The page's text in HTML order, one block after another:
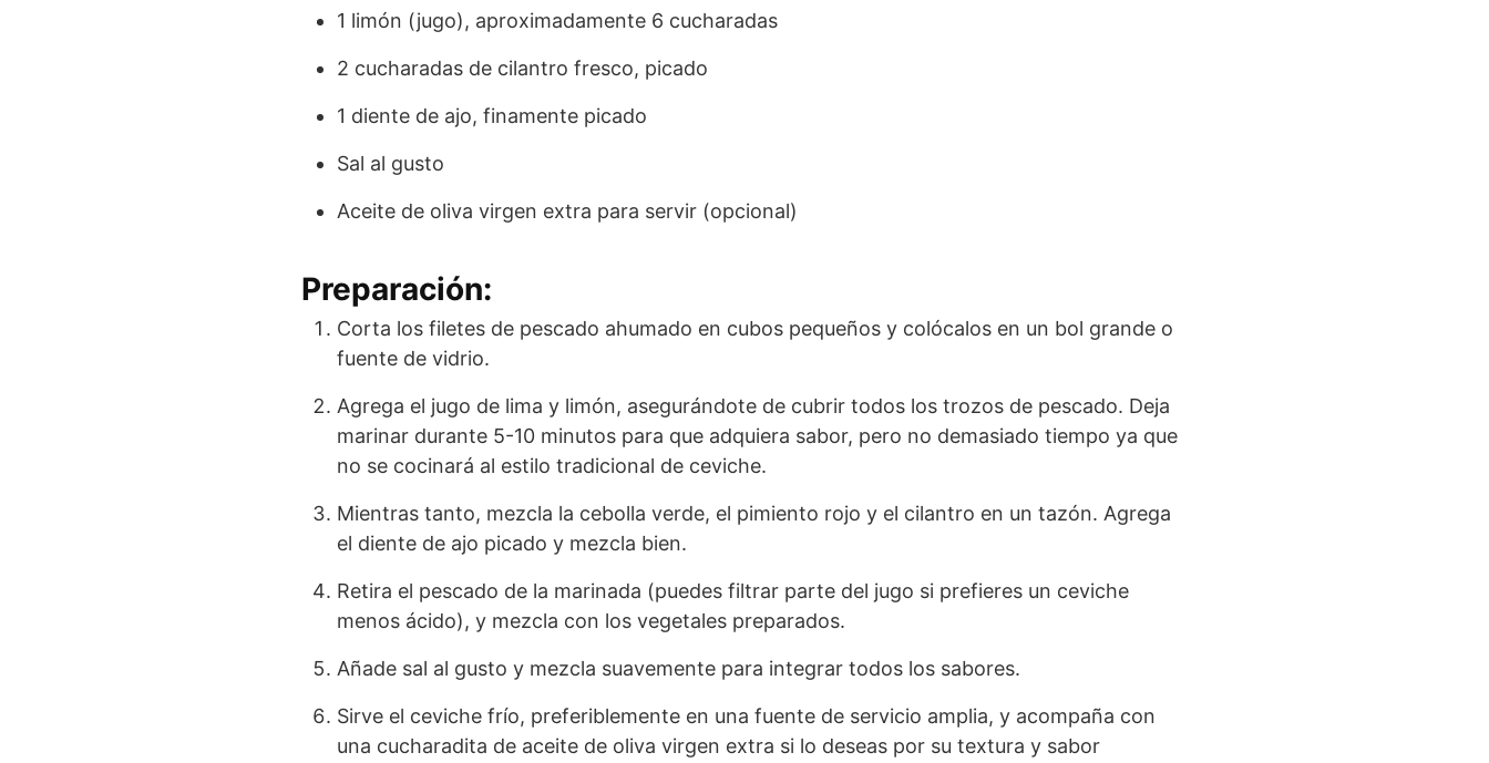
1 limón (jugo), aproximadamente 6 cucharadas
2 cucharadas de cilantro fresco, picado
1 diente de ajo, finamente picado
Sal al gusto
Aceite de oliva virgen extra para servir (opcional)
Preparación:
Corta los filetes de pescado ahumado en cubos pequeños y colócalos en un bol grande o
fuente de vidrio.
Agrega el jugo de lima y limón, asegurándote de cubrir todos los trozos de pescado. Deja
marinar durante 5-10 minutos para que adquiera sabor, pero no demasiado tiempo ya que
no se cocinará al estilo tradicional de ceviche.
Mientras tanto, mezcla la cebolla verde, el pimiento rojo y el cilantro en un tazón. Agrega
el diente de ajo picado y mezcla bien.
Retira el pescado de la marinada (puedes filtrar parte del jugo si prefieres un ceviche
menos ácido), y mezcla con los vegetales preparados.
Añade sal al gusto y mezcla suavemente para integrar todos los sabores.
Sirve el ceviche frío, preferiblemente en una fuente de servicio amplia, y acompaña con
una cucharadita de aceite de oliva virgen extra si lo deseas por su textura y sabor